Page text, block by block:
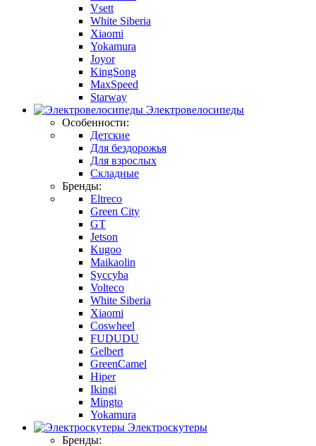
Vsett
White Siberia
Xiaomi
Yokamura
Joyor
KingSong
MaxSpeed
Starway
Электровелосипеды
Особенности:
Детские
Для бездорожья
Для взрослых
Складные
Бренды:
Eltreco
Green City
GT
Jetson
Kugoo
Maikaolin
Syccyba
Volteco
White Siberia
Xiaomi
Coswheel
FUDUDU
Gelbert
GreenCamel
Hiper
Ikingi
Mingto
Yokamura
Электроскутеры
Бренды: